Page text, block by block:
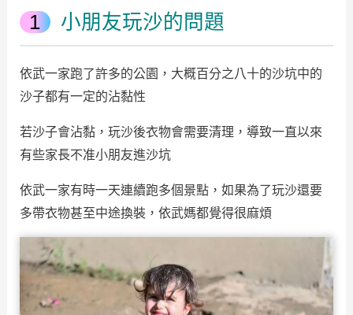
小朋友玩沙的問題
依武一家跑了許多的公園，大概百分之八十的沙坑中的
沙子都有一定的沾黏性
若沙子會沾黏，玩沙後衣物會需要清理，導致一直以來
有些家長不准小朋友進沙坑
依武一家有時一天連續跑多個景點，如果為了玩沙還要
多帶衣物甚至中途換裝，依武媽都覺得很麻煩